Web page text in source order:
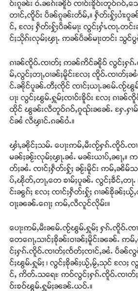
ဝ်းၵူၼ်း ဝႆႉၼၵ်းၼိူဝ် ၸၢဝ်းၶိူဝ်းတူဝ်ၵဝ်ႇ
တၢင်ႇၸိူဝ်း ပဵၼ်ၵူၼ်းတႅမ်ႇ။ ႁဵတ်းႁႂ်ႈပၢႆ
င်ႇ လႄႈ ႁဵတ်းႁႂ်ႈပဵၼ်မႃး လွင်ႈႁၢႆႉၸႃႉ
င်ႈသိုၵ်းလုမ်ႈၾႃႉ ဢၼ်ပဵၼ်မႃးတင်း သွင်
ၵၢၼ်ၸိူဝ်ႉၸၢတ်ႈ ဢၼ်ဢိင်ၼိူဝ် လွင်ႈႁၵ်
မ်ႇလွင်ႈတႃႇဝၢၼ်ႈမိူင်းလႄႈ ၸိူဝ်ႉၸၢတ်ႈၼႆ
င်ႉၼိုင်ပူၼ်ႉတီႈၸိုင် ၸၢင်ႈယႃႉၼမ်ႉၸႂ်ၽွမ်
ပႃး လွင်ႈၽွမ်ႉႁူမ်ႈၸၢဝ်းၶိူဝ်း လႄႈ ၵ
ထိုင် ၽွၼ်းလီတူဝ်ၵဝ်ႇၵူၺ်းၼၼ်ႉ ႁႄႉႁၢမ်ႈ
င်ၼႆ လီၾၢင်ႉၵၼ်ဝႆႉ။
ၾၢႆႇၼိုင်ႈသမ်ႉ ပေႃးဢမ်ႇမီးၸႂ်ႁၵ်ႉၸိူဝ်ႉ
မၼ်ႈၼႂ်းလုမ်ႈၾႃႉၼႆႉ မၼ်းယၢပ်ႇၼႃႇ။
တ်ႈၼႆႉ ၸၢင်ႈႁဵတ်းႁႂ်ႈ ၼႂ်းမိူင်း ဢမ်ႇၼိမ်
ပ်ႇၽိုတ်ႇတႃႇတေ ၶၢမ်ႈပူၼ်ႉ လွင်ႈၶဵင်ႇတႃ
င်းၼွၵ်ႈ လႄႈ ၸၢင်ႈႁဵတ်းႁႂ်ႈ ၵၢၼ်ၶိုၼ်
ဝႃႈၼၼ်ႉၵေႃႈ ဢမ်ႇလီလူင်လိုမ်း။
ပေႃးဢမ်ႇမီးၼမ်ႉၸႂ်ၽွမ်ႉႁူမ်ႈ ႁၵ်ႉၸိူဝ်ႉ
တေၵေႃႇသၢင်ႈၶိုၼ်းဝၢၼ်ႈမိူင်းၼၼ်ႉ ဢ
င်ႈႁၵ်ႉၸိူဝ်ႉၸၢတ်ႈၸႅတ်ႈၸၢင်ႇၼႆႉ ပဵၼ်လွ
င်ႈၽွမ်ႉႁူမ်ႈ ၊ လွင်ႈၶိုၼ်ႈယႂ်ႇမႂ်ႇသုင် လႄႈ
င်ႇ ဢိတ်ႉသရေႊ ဢဝ်လွင်ႈႁၵ်ႉၸိူဝ်ႉၸၢတ်
ဝ်းၶဝ်ၽွမ်ႉႁူမ်ႈၼၼ်ႉယဝ်ႉ။